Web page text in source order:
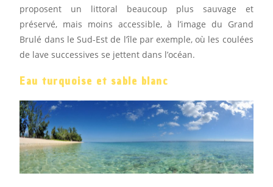
proposent un littoral beaucoup plus sauvage et
préservé, mais moins accessible, à l’image du Grand
Brulé dans le Sud-Est de l’île par exemple, où les coulées
de lave successives se jettent dans l’océan.
Eau turquoise et sable blanc